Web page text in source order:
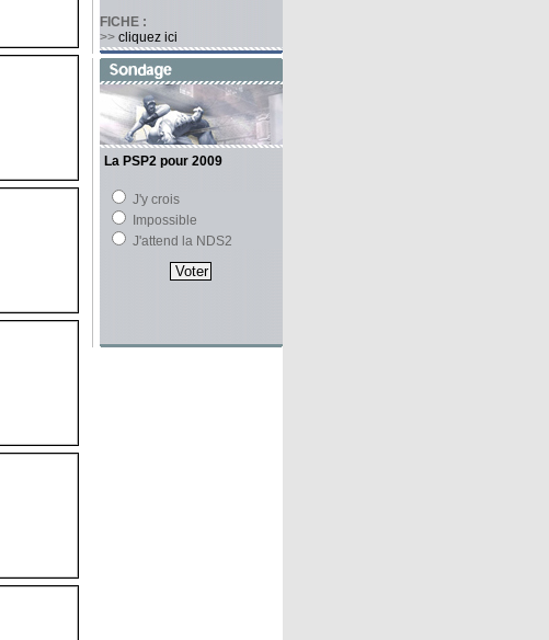
FICHE :
>> cliquez ici
La PSP2 pour 2009
J'y crois
Impossible
J'attend la NDS2